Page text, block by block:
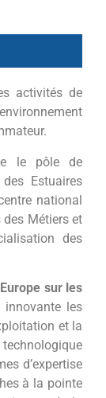
activités de
le pôle de
Estuaires
national
Métiers et
des
sur les
innovante les
et la
d’expertise
à la pointe